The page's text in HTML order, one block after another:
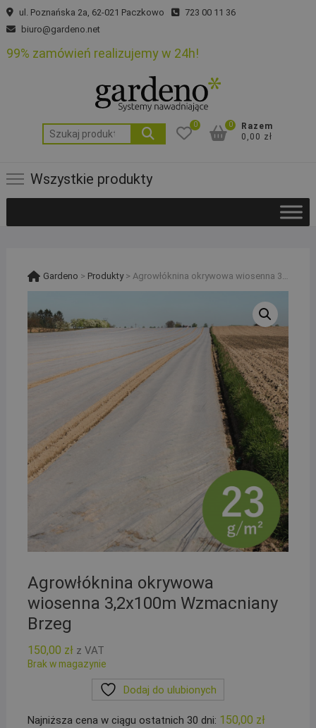
Skip
to
ul. Poznańska 2a, 62-021 Paczkowo
723 00 11 36
biuro@gardeno.net
99% zamówień realizujemy w 24h!
Szukaj:
0
Razem
0,00 zł
0
Wszystkie produkty
Gardeno > Produkty> Agrowłóknina okrywowa wiosenna 3,2x100m Wzmacniany Brzeg
Agrowłóknina okrywowa
wiosenna 3,2x100m Wzmacniany
Brzeg
150,00 zł z VAT
Brak w magazynie
Dodaj do ulubionych
Najniższa cena w ciągu ostatnich 30 dni: 150,00 zł